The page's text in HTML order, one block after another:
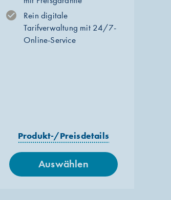
Rein digitale
Tarifverwaltung mit 24/7-
Online-Service
Produkt-/Preisdetails
Auswählen